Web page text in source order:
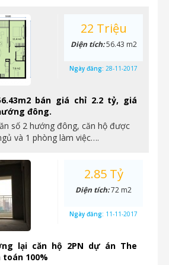
bán giá chỉ 2.2 tỷ, giá
đông.
số 2 hướng đông, căn hộ được
và 1 phòng làm việc….
22 Triệu
Diện tích:56.43 m2
Ngày đăng: 28-11-2017
lại căn hộ 2PN dự án The
100%
2.85 Tỷ
Diện tích:72 m2
Ngày đăng: 11-11-2017